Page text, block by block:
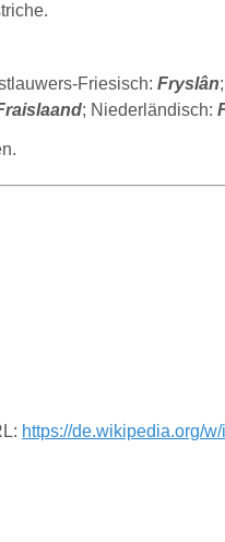
Friesisch: Fryslân
; Niederländisch:
https://de.wikipedia.org/